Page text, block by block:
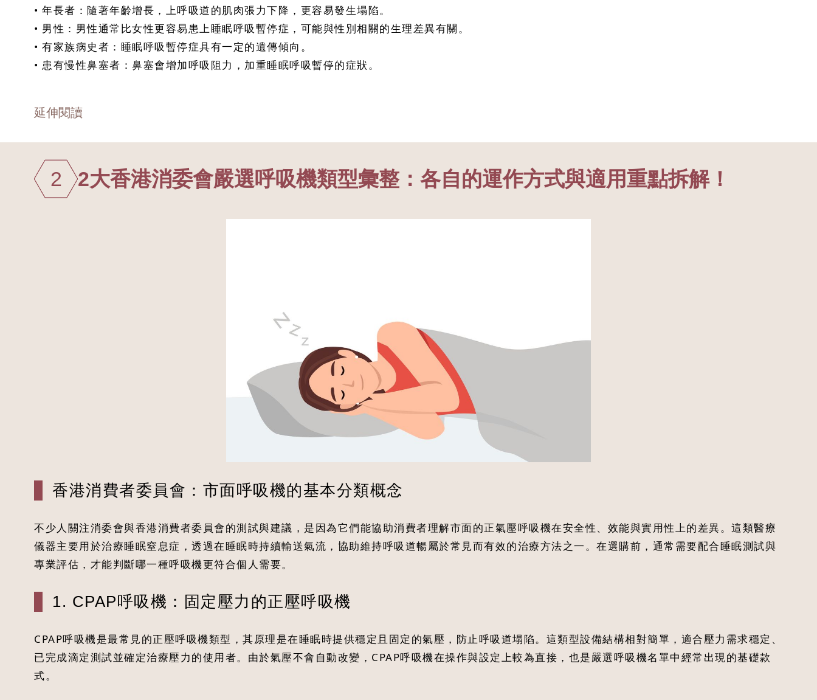
• 年長者：隨著年齡增長，上呼吸道的肌肉張力下降，更容易發生塌陷。
• 男性：男性通常比女性更容易患上睡眠呼吸暫停症，可能與性別相關的生理差異有關。
• 有家族病史者：睡眠呼吸暫停症具有一定的遺傳傾向。
• 患有慢性鼻塞者：鼻塞會增加呼吸阻力，加重睡眠呼吸暫停的症狀。
延伸閱讀
2 2大香港消委會嚴選呼吸機類型彙整：各自的運作方式與適用重點拆解！
香港消費者委員會：市面呼吸機的基本分類概念
不少人關注消委會與香港消費者委員會的測試與建議，是因為它們能協助消費者理解市面的正氣壓呼吸機在安全性、效能與實用性上的差異。這類醫療
儀器主要用於治療睡眠窒息症，透過在睡眠時持續輸送氣流，協助維持呼吸道暢屬於常見而有效的治療方法之一。在選購前，通常需要配合睡眠測試與
專業評估，才能判斷哪一種呼吸機更符合個人需要。
1. CPAP呼吸機：固定壓力的正壓呼吸機
CPAP呼吸機是最常見的正壓呼吸機類型，其原理是在睡眠時提供穩定且固定的氣壓，防止呼吸道塌陷。這類型設備結構相對簡單，適合壓力需求穩定、
已完成滴定測試並確定治療壓力的使用者。由於氣壓不會自動改變，CPAP呼吸機在操作與設定上較為直接，也是嚴選呼吸機名單中經常出現的基礎款
式。